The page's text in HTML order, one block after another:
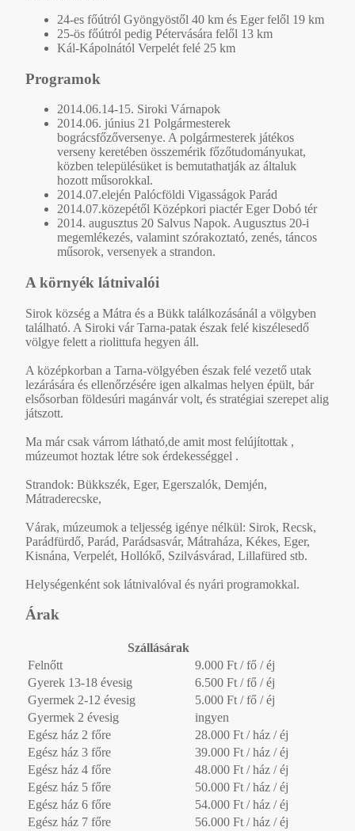
24-es főútról Gyöngyöstől 40 km és Eger felől 19 km
25-ös főútról pedig Pétervására felől 13 km
Kál-Kápolnától Verpelét felé 25 km
Programok
2014.06.14-15. Siroki Várnapok
2014.06. június 21 Polgármesterek
bográcsfőzőversenye. A polgármesterek játékos
verseny keretében összemérik főzőtudományukat,
közben településüket is bemutathatják az általuk
hozott műsorokkal.
2014.07.elején Palócföldi Vigasságok Parád
2014.07.közepétől Középkori piactér Eger Dobó tér
2014. augusztus 20 Salvus Napok. Augusztus 20-i
megemlékezés, valamint szórakoztató, zenés, táncos
műsorok, versenyek a strandon.
A környék látnivalói
Sirok község a Mátra és a Bükk találkozásánál a völgyben
található. A Siroki vár Tarna-patak észak felé kiszélesedő
völgye felett a riolittufa hegyen áll.
A középkorban a Tarna-völgyében észak felé vezető utak
lezárására és ellenőrzésére igen alkalmas helyen épült, bár
elsősorban földesúri magánvár volt, és stratégiai szerepet alig
játszott.
Ma már csak várrom látható,de amit most felújítottak ,
múzeumot hoztak létre sok érdekességgel .
Strandok: Bükkszék, Eger, Egerszalók, Demjén,
Mátraderecske,
Várak, múzeumok a teljesség igénye nélkül: Sirok, Recsk,
Parádfürdő, Parád, Parádsasvár, Mátraháza, Kékes, Eger,
Kisnána, Verpelét, Hollókő, Szilvásvárad, Lillafüred stb.
Helységenként sok látnivalóval és nyári programokkal.
Árak
Szállásárak
Felnőtt
9.000 Ft / fő / éj
Gyerek 13-18 évesig
6.500 Ft / fő / éj
Gyermek 2-12 évesig
5.000 Ft / fő / éj
Gyermek 2 évesig
ingyen
Egész ház 2 főre
28.000 Ft / ház / éj
Egész ház 3 főre
39.000 Ft / ház / éj
Egész ház 4 főre
48.000 Ft / ház / éj
Egész ház 5 főre
50.000 Ft / ház / éj
Egész ház 6 főre
54.000 Ft / ház / éj
Egész ház 7 főre
56.000 Ft / ház / éj